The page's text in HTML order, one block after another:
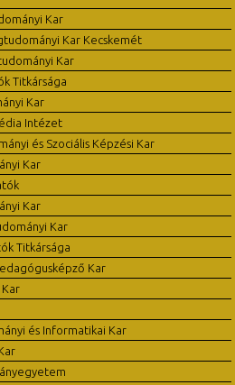
Kar
Kar Kecskemét
Kar
Titkársága
Kar
Intézet
és Szociális Képzési Kar
Kar
Kar
Kar
Titkársága
Kar
és Informatikai Kar